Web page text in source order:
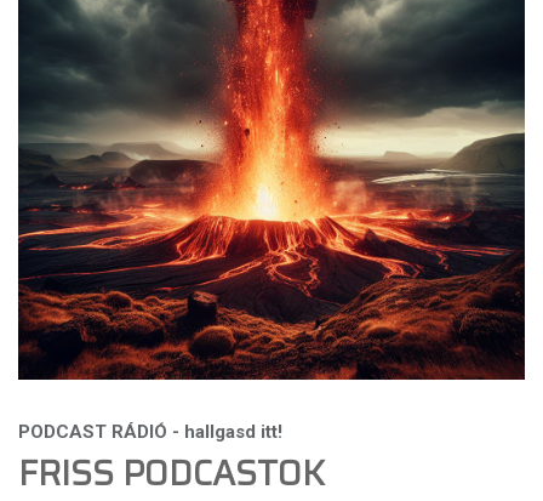
FRISS PODCASTOK